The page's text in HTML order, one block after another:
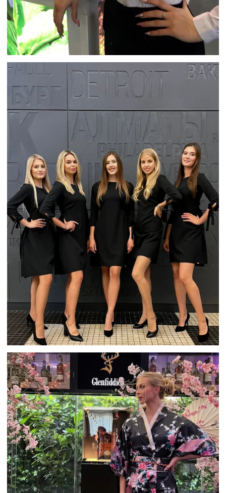
HOSTESSY NA TARGI W BERLINIE
GALA WRĘCZENIA NAGRÓD TVP
POLONIA